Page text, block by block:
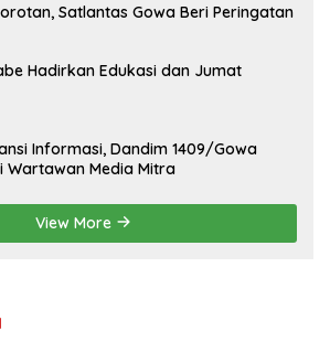
Satlantas Gowa Beri Peringatan
Hadirkan Edukasi dan Jumat
Informasi, Dandim 1409/Gowa
Wartawan Media Mitra
View More